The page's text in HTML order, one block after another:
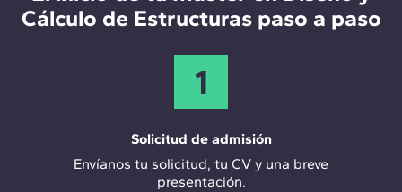
Cálculo de Estructuras paso a paso
1
Solicitud de admisión
Envíanos tu solicitud, tu CV y una breve
presentación.